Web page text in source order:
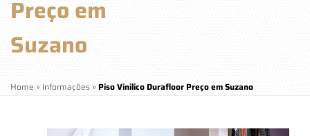
Preço em
Suzano
Home » Informações » Piso Vinilico Durafloor Preço em Suzano